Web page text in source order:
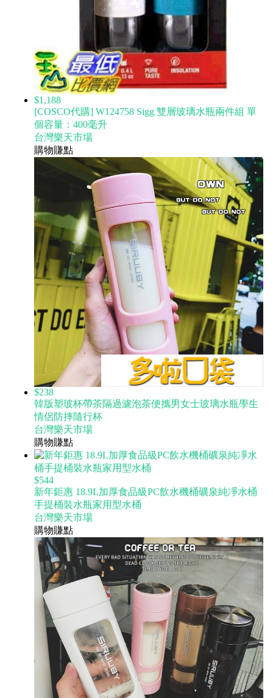
$1,188
[COSCO代購] W124758 Sigg 雙層玻璃水瓶兩件組 單
個容量：400毫升
台灣樂天市場
購物賺點
$238
韓版塑玻杯帶茶隔過濾泡茶便攜男女士玻璃水瓶學生
情侶防摔隨行杯
台灣樂天市場
購物賺點
$544
新年鉅惠 18.9L加厚食品級PC飲水機桶礦泉純凈水桶
手提桶裝水瓶家用型水桶
台灣樂天市場
購物賺點